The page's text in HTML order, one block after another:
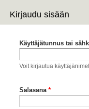
Kirjaudu sisään
Ensisijaiset
Käyttäjätunnus tai
Voit kirjautua
Salasana *